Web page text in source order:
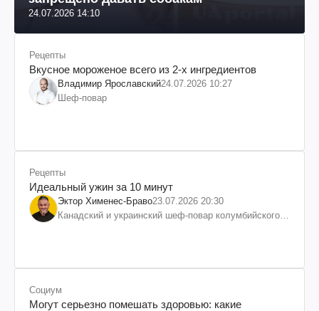
24.07.2026 14:10
Рецепты
Вкусное мороженое всего из 2-х ингредиентов
Владимир Ярославский24.07.2026 10:27
Шеф-повар
Рецепты
Идеальный ужин за 10 минут
Эктор Хименес-Браво23.07.2026 20:30
Канадский и украинский шеф-повар колумбийского
Социум
Могут серьезно помешать здоровью: какие